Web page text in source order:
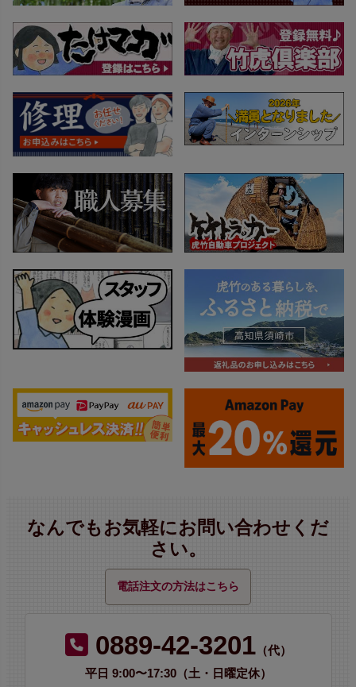
なんでもお気軽にお問い合わせくだ
さい。
電話注文の方法はこちら
0889-42-3201（代）
平日 9:00〜17:30（土・日曜定休）